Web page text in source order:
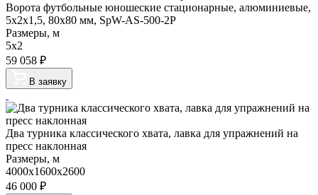
Ворота футбольные юношеские стационарные, алюминиевые,
5х2х1,5, 80х80 мм, SpW-AS-500-2P
Размеры, м
5х2
59 058 ₽
В заявку
Два турника классического хвата, лавка для упражнений на
пресс наклонная
Размеры, м
4000x1600х2600
46 000 ₽